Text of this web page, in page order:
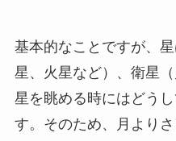
基本的なことですが、
星、火星など）、衛星
星を眺める時にはどう
す。そのため、月より